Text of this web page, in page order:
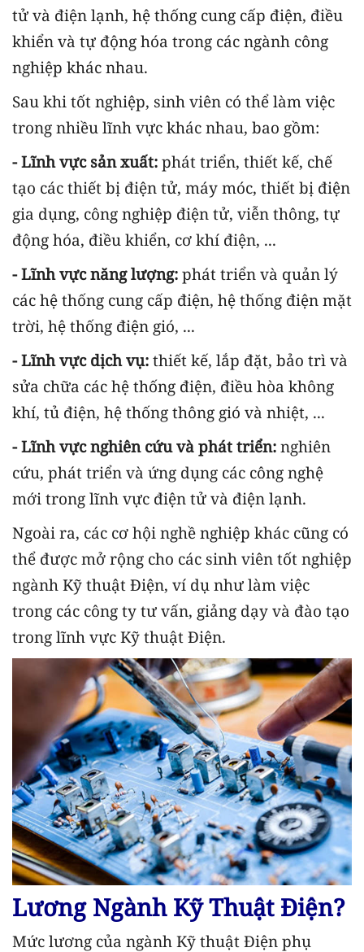
tử và điện lạnh, hệ thống cung cấp điện, điều
khiển và tự động hóa trong các ngành công
nghiệp khác nhau.
Sau khi tốt nghiệp, sinh viên có thể làm việc
trong nhiều lĩnh vực khác nhau, bao gồm:
- Lĩnh vực sản xuất: phát triển, thiết kế, chế
tạo các thiết bị điện tử, máy móc, thiết bị điện
gia dụng, công nghiệp điện tử, viễn thông, tự
động hóa, điều khiển, cơ khí điện, ...
- Lĩnh vực năng lượng: phát triển và quản lý
các hệ thống cung cấp điện, hệ thống điện mặt
trời, hệ thống điện gió, ...
- Lĩnh vực dịch vụ: thiết kế, lắp đặt, bảo trì và
sửa chữa các hệ thống điện, điều hòa không
khí, tủ điện, hệ thống thông gió và nhiệt, ...
- Lĩnh vực nghiên cứu và phát triển: nghiên
cứu, phát triển và ứng dụng các công nghệ
mới trong lĩnh vực điện tử và điện lạnh.
Ngoài ra, các cơ hội nghề nghiệp khác cũng có
thể được mở rộng cho các sinh viên tốt nghiệp
ngành Kỹ thuật Điện, ví dụ như làm việc
trong các công ty tư vấn, giảng dạy và đào tạo
trong lĩnh vực Kỹ thuật Điện.
Lương Ngành Kỹ Thuật Điện?
Mức lương của ngành Kỹ thuật Điện phụ